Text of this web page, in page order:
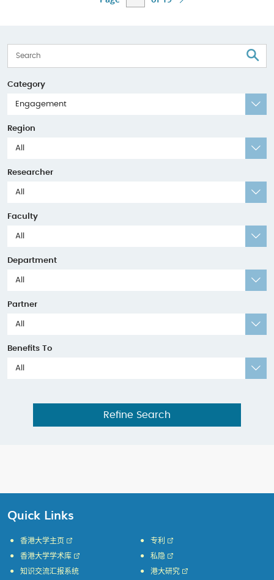
Category
Engagement
Region
All
Researcher
All
Faculty
All
Department
All
Partner
All
Benefits To
All
Refine Search
Quick Links
香港大学主页
香港大学学术库
知识交流汇报系统
专利
私隐
港大研究